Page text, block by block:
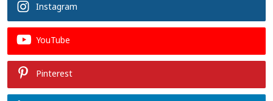
Instagram
YouTube
Pinterest